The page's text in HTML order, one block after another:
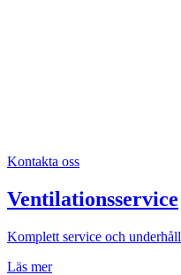
Kontakta oss
Ventilationsservice
Komplett service och
Läs mer